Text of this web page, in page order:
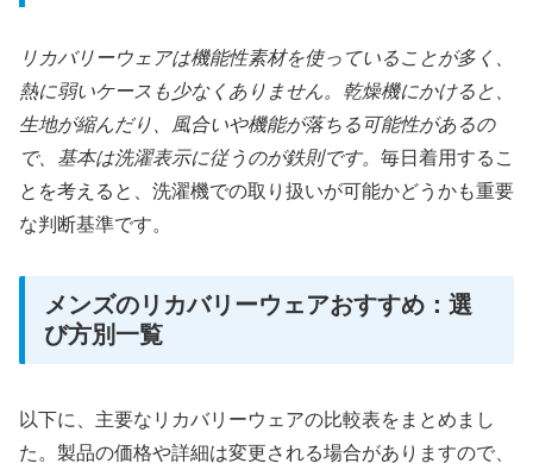
リカバリーウェアは機能性素材を使っていることが多く、
熱に弱いケースも少なくありません。乾燥機にかけると、
生地が縮んだり、風合いや機能が落ちる可能性があるの
で、基本は洗濯表示に従うのが鉄則です。 毎日着用するこ
とを考えると、洗濯機での取り扱いが可能かどうかも重要
な判断基準です。
メンズのリカバリーウェアおすすめ：選
び方別一覧
以下に、主要なリカバリーウェアの比較表をまとめまし
た。製品の価格や詳細は変更される場合がありますので、